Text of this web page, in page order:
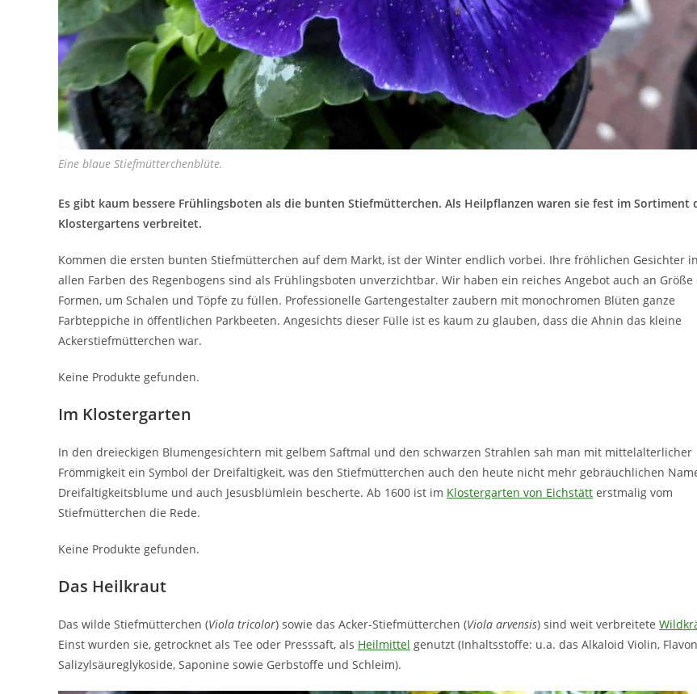
Eine blaue Stiefmütterchenblüte.
Es gibt kaum bessere Frühlingsboten als die bunten Stiefmütterchen. Als Heilpflanzen waren sie fest im Sortiment
Klostergartens verbreitet.
Kommen die ersten bunten Stiefmütterchen auf dem Markt, ist der Winter endlich vorbei. Ihre fröhlichen Gesichter
allen Farben des Regenbogens sind als Frühlingsboten unverzichtbar. Wir haben ein reiches Angebot auch an Größe
Formen, um Schalen und Töpfe zu füllen. Professionelle Gartengestalter zaubern mit monochromen Blüten ganze
Farbteppiche in öffentlichen Parkbeeten. Angesichts dieser Fülle ist es kaum zu glauben, dass die Ahnin das kleine
Ackerstiefmütterchen war.
Keine Produkte gefunden.
Im Klostergarten
In den dreieckigen Blumengesichtern mit gelbem Saftmal und den schwarzen Strahlen sah man mit mittelalterlicher
Frömmigkeit ein Symbol der Dreifaltigkeit, was den Stiefmütterchen auch den heute nicht mehr gebräuchlichen
Dreifaltigkeitsblume und auch Jesusblümlein bescherte. Ab 1600 ist im Klostergarten von Eichstätt erstmalig vom
Stiefmütterchen die Rede.
Keine Produkte gefunden.
Das Heilkraut
Das wilde Stiefmütterchen (Viola tricolor) sowie das Acker-Stiefmütterchen (Viola arvensis) sind weit verbreitete
Einst wurden sie, getrocknet als Tee oder Presssaft, als Heilmittel genutzt (Inhaltsstoffe: u.a. das Alkaloid Violin,
Salizylsäureglykoside, Saponine sowie Gerbstoffe und Schleim).